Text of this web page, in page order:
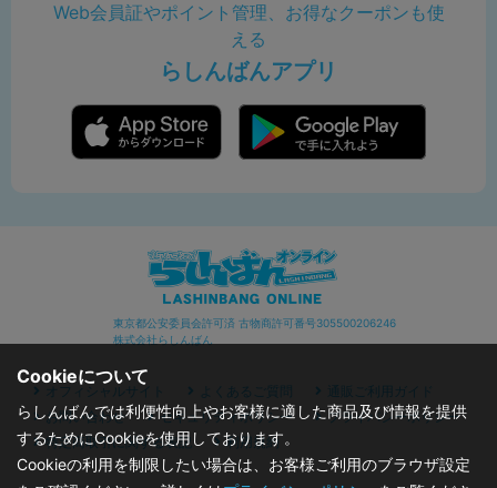
Web会員証やポイント管理、お得なクーポンも使
える
らしんばんアプリ
東京都公安委員会許可済 古物商許可番号305500206246
株式会社らしんばん
オフィシャルサイト よくあるご質問
通販ご利用ガイド
お問い合わせ
セキュリティポリシー
プライバシーポリシー
特定商取引に関する表記
利用規約
Cookieについて
らしんばんでは利便性向上やお客様に適した商品及び情報を提供
するためにCookieを使用しております。
Cookieの利用を制限したい場合は、お客様ご利用のブラウザ設定